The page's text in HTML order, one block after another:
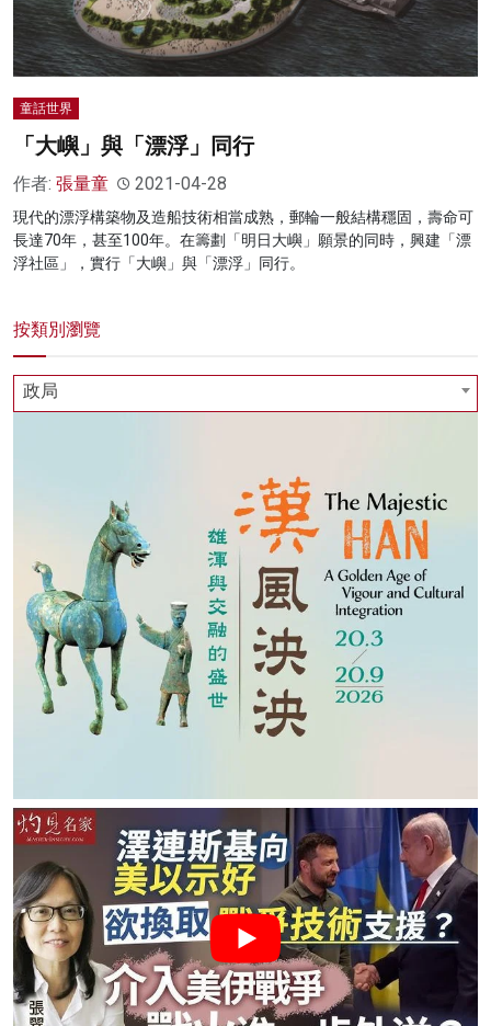
童話世界
「大嶼」與「漂浮」同行
作者: 張量童 2021-04-28
現代的漂浮構築物及造船技術相當成熟，郵輪一般結構穩固，壽命可
長達70年，甚至100年。在籌劃「明日大嶼」願景的同時，興建「漂
浮社區」，實行「大嶼」與「漂浮」同行。
按類別瀏覽
政局